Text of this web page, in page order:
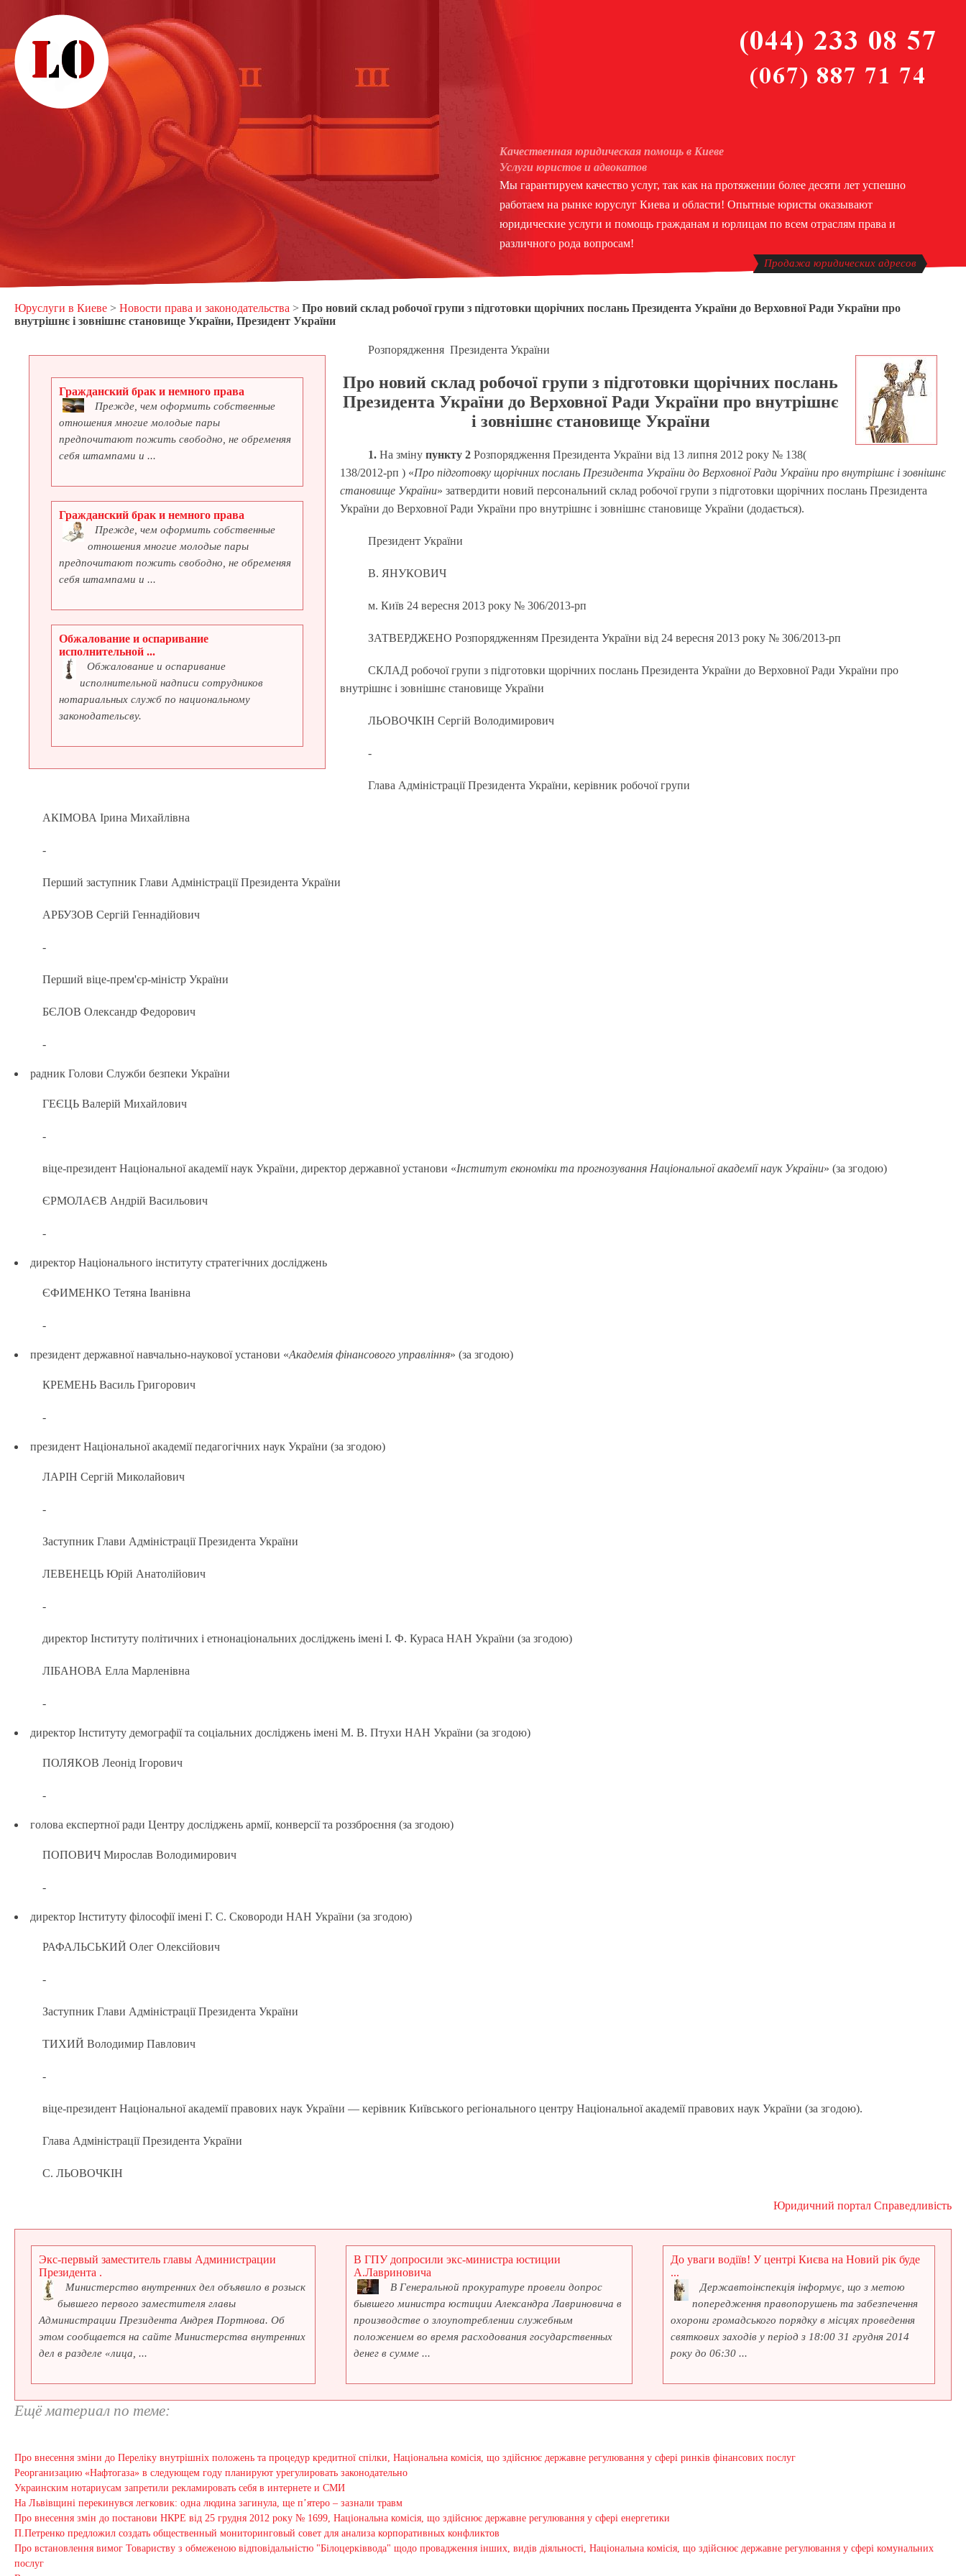
Качественная юридическая помощь в Киеве
Услуги юристов и адвокатов
Мы гарантируем качество услуг, так как на протяжении более десяти лет успешно
работаем на рынке юруслуг Киева и области! Опытные юристы оказывают
юридические услуги и помощь гражданам и юрлицам по всем отраслям права и
различного рода вопросам!
Продажа юридических адресов
Юруслуги в Киеве > Новости права и законодательства > Про новий склад робочої групи з підготовки щорічних послань Президента України до Верховної Ради України про
внутрішнє і зовнішнє становище України, Президент України
Гражданский брак и немного права
Прежде, чем оформить собственные
отношения многие молодые пары
предпочитают пожить свободно, не обременяя
себя штампами и ...
Гражданский брак и немного права
Прежде, чем оформить собственные
отношения многие молодые пары
предпочитают пожить свободно, не обременяя
себя штампами и ...
Обжалование и оспаривание
исполнительной ...
Обжалование и оспаривание
исполнительной надписи сотрудников
нотариальных служб по национальному
законодательсву.
Розпорядження Президента України
Про новий склад робочої групи з підготовки щорічних послань
Президента України до Верховної Ради України про внутрішнє
і зовнішнє становище України
1. На змінупункту 2 Розпорядження Президента України від 13 липня 2012 року № 138(
138/2012-рп ) «Про підготовку щорічних послань Президента України до Верховної Ради України про внутрішнє і зовнішнє
становище України» затвердити новий персональний склад робочої групи з підготовки щорічних послань Президента
України до Верховної Ради України про внутрішнє і зовнішнє становище України (додається).
Президент України
В. ЯНУКОВИЧ
м. Київ 24 вересня 2013 року № 306/2013-рп
ЗАТВЕРДЖЕНО Розпорядженням Президента України від 24 вересня 2013 року № 306/2013-рп
СКЛАД робочої групи з підготовки щорічних послань Президента України до Верховної Ради України про
внутрішнє і зовнішнє становище України
ЛЬОВОЧКІН Сергій Володимирович
-
Глава Адміністрації Президента України, керівник робочої групи
АКІМОВА Ірина Михайлівна
-
Перший заступник Глави Адміністрації Президента України
АРБУЗОВ Сергій Геннадійович
-
Перший віце-прем'єр-міністр України
БЄЛОВ Олександр Федорович
-
радник Голови Служби безпеки України
ГЕЄЦЬ Валерій Михайлович
-
віце-президент Національної академії наук України, директор державної установи «Інститут економіки та прогнозування Національної академії наук України» (за згодою)
ЄРМОЛАЄВ Андрій Васильович
-
директор Національного інституту стратегічних досліджень
ЄФИМЕНКО Тетяна Іванівна
-
президент державної навчально-наукової установи «Академія фінансового управління» (за згодою)
КРЕМЕНЬ Василь Григорович
-
президент Національної академії педагогічних наук України (за згодою)
ЛАРІН Сергій Миколайович
-
Заступник Глави Адміністрації Президента України
ЛЕВЕНЕЦЬ Юрій Анатолійович
-
директор Інституту політичних і етнонаціональних досліджень імені І. Ф. Кураса НАН України (за згодою)
ЛІБАНОВА Елла Марленівна
-
директор Інституту демографії та соціальних досліджень імені М. В. Птухи НАН України (за згодою)
ПОЛЯКОВ Леонід Ігорович
-
голова експертної ради Центру досліджень армії, конверсії та роззброєння (за згодою)
ПОПОВИЧ Мирослав Володимирович
-
директор Інституту філософії імені Г. С. Сковороди НАН України (за згодою)
РАФАЛЬСЬКИЙ Олег Олексійович
-
Заступник Глави Адміністрації Президента України
ТИХИЙ Володимир Павлович
-
віце-президент Національної академії правових наук України — керівник Київського регіонального центру Національної академії правових наук України (за згодою).
Глава Адміністрації Президента України
С. ЛЬОВОЧКІН
Юридичний портал Справедливість
Экс-первый заместитель главы Администрации
Президента .
Министерство внутренних дел объявило в розыск
бывшего первого заместителя главы
Администрации Президента Андрея Портнова. Об
этом сообщается на сайте Министерства внутренних
дел в разделе «лица, ...
В ГПУ допросили экс-министра юстиции
А.Лавриновича
В Генеральной прокуратуре провели допрос
бывшего министра юстиции Александра Лавриновича в
производстве о злоупотреблении служебным
положением во время расходования государственных
денег в сумме ...
До уваги водіїв! У центрі Києва на Новий рік буде
...
Державтоінспекція інформує, що з метою
попередження правопорушень та забезпечення
охорони громадського порядку в місцях проведення
святкових заходів у період з 18:00 31 грудня 2014
року до 06:30 ...
Ещё материал по теме:
Про внесення зміни до Переліку внутрішніх положень та процедур кредитної спілки, Національна комісія, що здійснює державне регулювання у сфері ринків фінансових послуг
Реорганизацию «Нафтогаза» в следующем году планируют урегулировать законодательно
Украинским нотариусам запретили рекламировать себя в интернете и СМИ
На Львівщині перекинувся легковик: одна людина загинула, ще п’ятеро – зазнали травм
Про внесення змін до постанови НКРЕ від 25 грудня 2012 року № 1699, Національна комісія, що здійснює державне регулювання у сфері енергетики
П.Петренко предложил создать общественный мониторинговый совет для анализа корпоративных конфликтов
Про встановлення вимог Товариству з обмеженою відповідальністю "Білоцерківвода" щодо провадження інших, видів діяльності, Національна комісія, що здійснює державне регулювання у сфері комунальних
послуг